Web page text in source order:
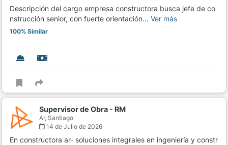
Descripción del cargo empresa constructora busca jefe de co
nstrucción senior, con fuerte orientación… Ver más
100% Similar
Supervisor de Obra - RM
Ar, Santiago
14 de Julio de 2026
En constructora ar- soluciones integrales en ingeniería y constr